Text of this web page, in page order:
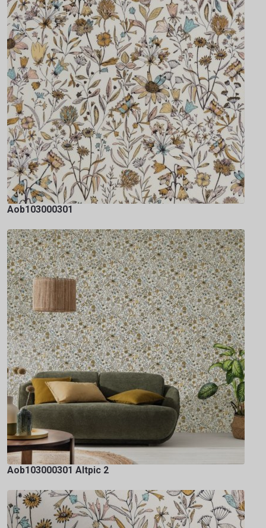
Aob103000301
Aob103000301 Altpic 2